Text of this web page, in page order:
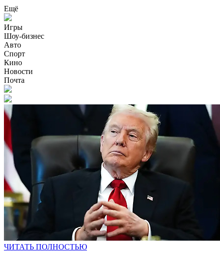
Ещё
Игры
Шоу-бизнес
Авто
Спорт
Кино
Новости
Почта
ЧИТАТЬ ПОЛНОСТЬЮ